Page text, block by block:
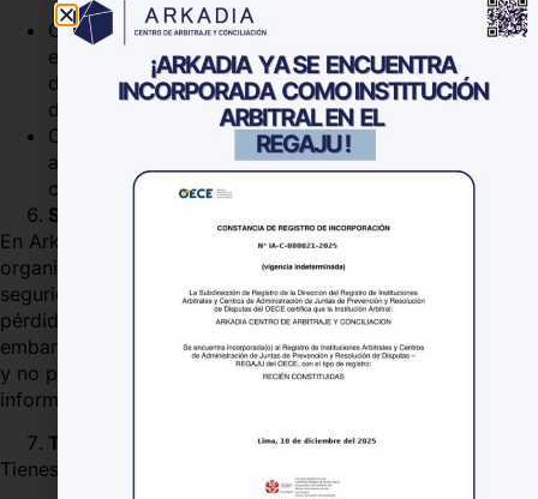
Con proveedores de servicios que nos asisten
en la operación del Sitio Web o en la prestación
de nuestros servicios, bajo estrictas cláusulas
de confidencialidad.
Cuando sea requerido por la ley o por las
autoridades judiciales o administrativas
competentes.
Seguridad de los Datos
En Arkadia adoptamos las medidas técnicas y
organizativas necesarias para garantizar la
seguridad de los datos personales y evitar su
pérdida, alteración o acceso no autorizado. Sin
embargo, ningún sistema es completamente seguro
y no podemos garantizar la seguridad absoluta de la
información.
Tus Derechos
Tienes derecho a: